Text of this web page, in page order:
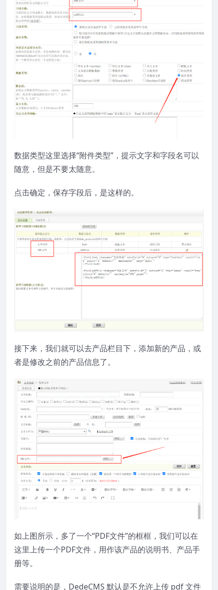
数据类型这里选择“附件类型”，提示文字和字段名可以
随意，但是不要太随意。
点击确定，保存字段后，是这样的。
接下来，我们就可以去产品栏目下，添加新的产品，或
者是修改之前的产品信息了。
如上图所示，多了一个“PDF文件”的框框，我们可以在
这里上传一个PDF文件，用作该产品的说明书、产品手
册等。
需要说明的是，DedeCMS 默认是不允许上传 pdf 文件